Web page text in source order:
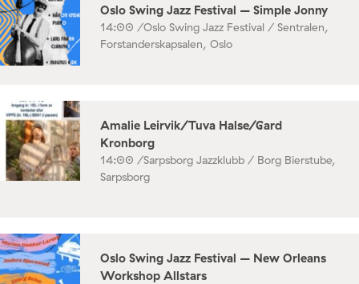
Oslo Swing Jazz Festival – Simple Jonny
14:00 /Oslo Swing Jazz Festival / Sentralen,
Forstanderskapsalen, Oslo
Amalie Leirvik/Tuva Halse/Gard
Kronborg
14:00 /Sarpsborg Jazzklubb / Borg Bierstube,
Sarpsborg
Oslo Swing Jazz Festival – New Orleans
Workshop Allstars